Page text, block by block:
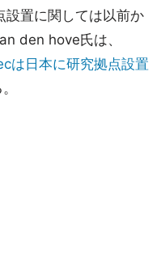
設置に関しては以前か
den hove氏は、
は日本に研究拠点設置